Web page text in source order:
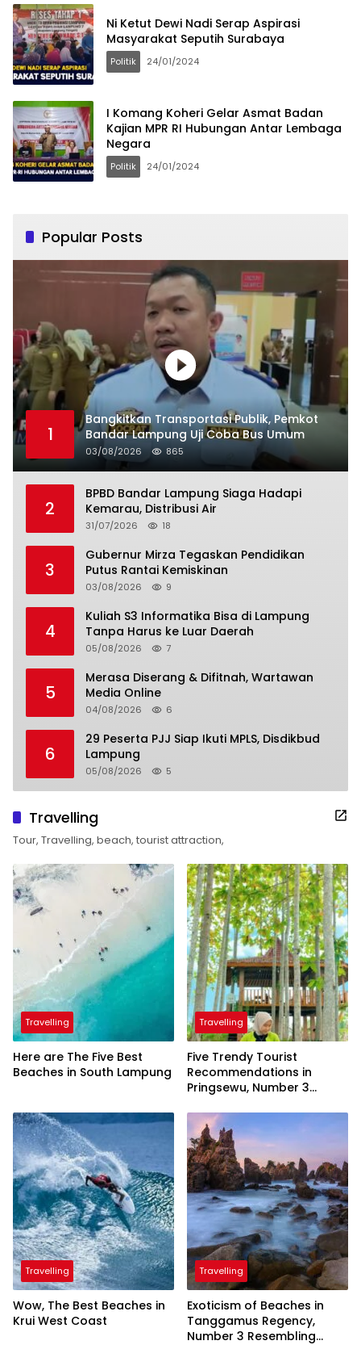
Ni Ketut Dewi Nadi Serap Aspirasi
Masyarakat Seputih Surabaya
Politik 24/01/2024
I Komang Koheri Gelar Asmat Badan
Kajian MPR RI Hubungan Antar Lembaga
Negara
Politik 24/01/2024
Popular Posts
1
Bangkitkan Transportasi Publik, Pemkot
Bandar Lampung Uji Coba Bus Umum
03/08/2026 865
2
BPBD Bandar Lampung Siaga Hadapi
Kemarau, Distribusi Air
31/07/2026 18
3
Gubernur Mirza Tegaskan Pendidikan
Putus Rantai Kemiskinan
03/08/2026 9
4
Kuliah S3 Informatika Bisa di Lampung
Tanpa Harus ke Luar Daerah
05/08/2026 7
5
Merasa Diserang & Difitnah, Wartawan
Media Online
04/08/2026 6
6
29 Peserta PJJ Siap Ikuti MPLS, Disdikbud
Lampung
05/08/2026 5
Travelling
Tour, Travelling, beach, tourist attraction,
Travelling
Here are The Five Best
Beaches in South Lampung
Travelling
Five Trendy Tourist
Recommendations in
Pringsewu, Number 3
President
Travelling
Wow, The Best Beaches in
Krui West Coast
Travelling
Exoticism of Beaches in
Tanggamus Regency,
Number 3 Resembling